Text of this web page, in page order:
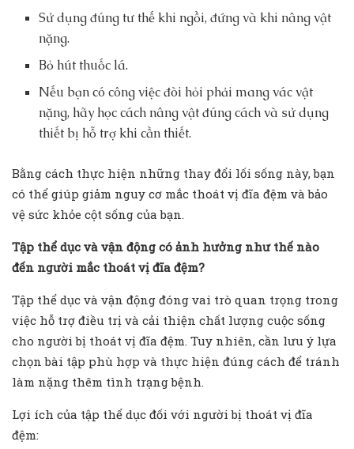
Sử dụng đúng tư thế khi ngồi, đứng và khi nâng vật
nặng.
Bỏ hút thuốc lá.
Nếu bạn có công việc đòi hỏi phải mang vác vật
nặng, hãy học cách nâng vật đúng cách và sử dụng
thiết bị hỗ trợ khi cần thiết.
Bằng cách thực hiện những thay đổi lối sống này, bạn
có thể giúp giảm nguy cơ mắc thoát vị đĩa đệm và bảo
vệ sức khỏe cột sống của bạn.
Tập thể dục và vận động có ảnh hưởng như thế nào
đến người mắc thoát vị đĩa đệm?
Tập thể dục và vận động đóng vai trò quan trọng trong
việc hỗ trợ điều trị và cải thiện chất lượng cuộc sống
cho người bị thoát vị đĩa đệm. Tuy nhiên, cần lưu ý lựa
chọn bài tập phù hợp và thực hiện đúng cách để tránh
làm nặng thêm tình trạng bệnh.
Lợi ích của tập thể dục đối với người bị thoát vị đĩa
đệm: